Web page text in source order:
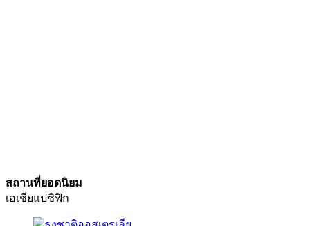
สถานที่ยอดนิยม​​
เอเชียแปซิฟิก​​